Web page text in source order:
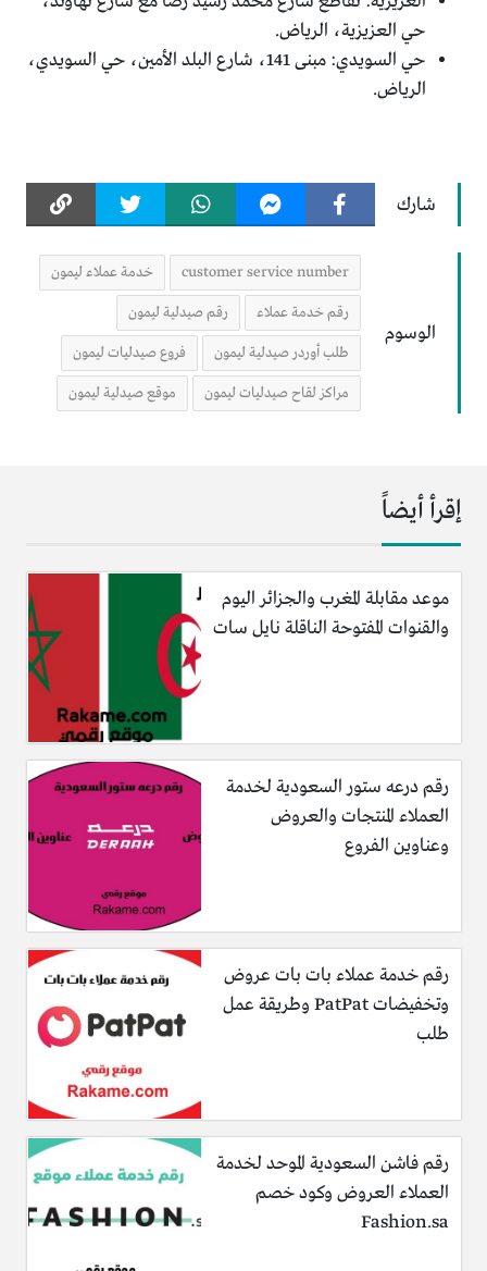
حي العزيزية، الرياض.
حي السويدي: مبنى 141، شارع البلد الأمين، حي السويدي،
الرياض.
شارك
الوسوم
customer service number خدمة عملاء ليمون
رقم خدمة عملاء رقم صيدلية ليمون
طلب أوردر صيدلية ليمون فروع صيدليات ليمون
مراكز لقاح صيدليات ليمون موقع صيدلية ليمون
إقرأ أيضاً
موعد مقابلة المغرب والجزائر اليوم
والقنوات المفتوحة الناقلة نايل سات
رقم درعه ستور السعودية لخدمة
العملاء المنتجات والعروض
وعناوين الفروع
رقم خدمة عملاء بات بات عروض
وتخفيضات PatPat وطريقة عمل
طلب
رقم فاشن السعودية الموحد لخدمة
العملاء العروض وكود خصم
Fashion.sa